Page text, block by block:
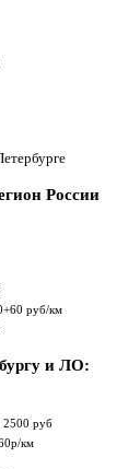
России
руб/км
и ЛО:
руб
км